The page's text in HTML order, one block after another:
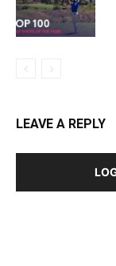
LEAVE A REPLY